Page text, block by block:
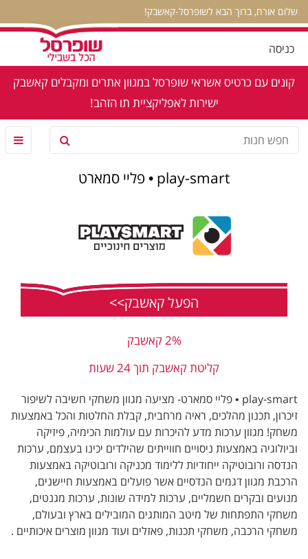
שלום אורח, ברוך הבא לשופרסל-קאשבק!
כניסה
קונים עם כרטיס אשראי שופרסל במגוון אתרים ומקבלים קאשבק
ישירות לאפליקציית תו הזהב!
play-smart • פליי סמארט
הפעל קאשבק>>
2% קאשבק
קליטת קאשבק תוך 24 שעות
play-smart • פליי סמארט- מציעה מגוון משחקי חשיבה לשיפור
זיכרון, תכנון מהלכים, ראיה מרחבית, קבלת החלטות והכל באמצעות
משחק! מגוון ערכות מדע להיכרות עם עולמות הכימיה, פיזיקה
וביולוגיה באמצעות ניסויים חווייתים שהילדים יכינו בעצמם, ערכות
הנדסה ורובוטיקה ייחודיות ללימוד מכניקה ורובוטיקה באמצעות
הרכבת מגוון דגמים הנדסיים אשר פועלים באמצעות חיישנים,
מנועים ובקרים חשמליים, ערכות למידה שונות, ערכות מגנטים,
משחקי התפתחות של מיטב המותגים המובילים בארץ ובעולם,
משחקי הרכבה, משחקי תכנות, פאזלים ועוד מגוון מוצרים איכותיים .